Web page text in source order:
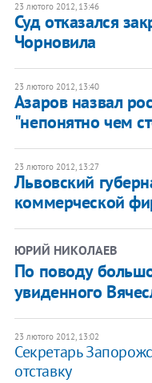
23 лютого 2012, 13:46
Суд отказался
Чорновила
23 лютого 2012, 13:40
Азаров назвал
"непонятно чем
23 лютого 2012, 13:27
Львовский
коммерческой
ЮРИЙ НИКОЛАЕВ
По поводу
увиденного
23 лютого 2012, 13:02
Секретарь
отставку